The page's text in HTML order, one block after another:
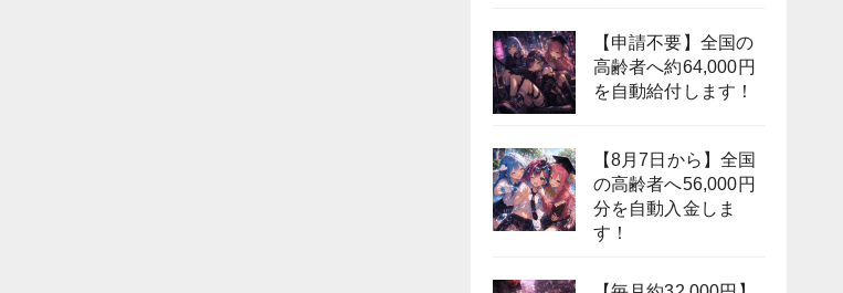
【申請不要】全国の
高齢者へ約64,000円
を自動給付します！
【8月7日から】全国
の高齢者へ56,000円
分を自動入金しま
す！